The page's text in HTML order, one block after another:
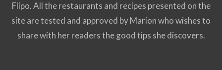
Flipo. All the restaurants and recipes presented on the
site are tested and approved by Marion who wishes to
share with her readers the good tips she discovers.